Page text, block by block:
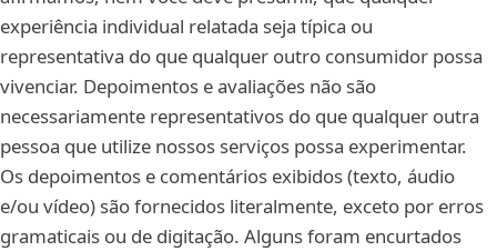
experiência individual relatada seja típica ou
representativa do que qualquer outro consumidor possa
vivenciar. Depoimentos e avaliações não são
necessariamente representativos do que qualquer outra
pessoa que utilize nossos serviços possa experimentar.
Os depoimentos e comentários exibidos (texto, áudio
e/ou vídeo) são fornecidos literalmente, exceto por erros
gramaticais ou de digitação. Alguns foram encurtados